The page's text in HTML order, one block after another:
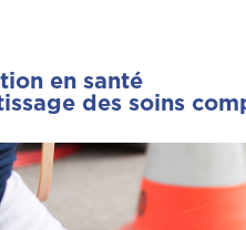
en santé
des soins